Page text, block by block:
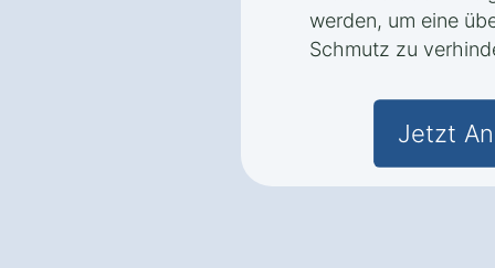
werden, um eine
Schmutz zu
Jetzt